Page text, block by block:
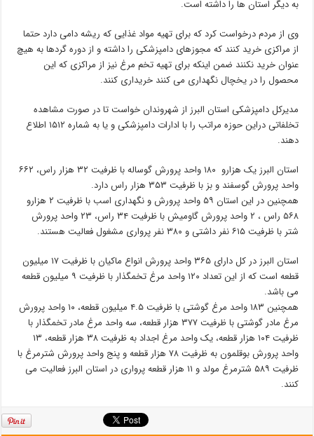
به دیگر استان ها را داشته است.
وی از مردم درخواست کرد که برای تهیه مواد غذایی که ریشه دامی دارد حتما
از مراکزی خرید کنند که مجوزهای دامپزشکی را داشته و از دوره گردها به هیچ
عنوان خرید نکنند ضمن اینکه برای تهیه تخم مرغ نیز از مراکزی که این
محصول را در یخچال نگهداری می کنند خریداری کنند.
مدیرکل دامپزشکی استان البرز از شهروندان خواست تا در صورت مشاهده
تخلفاتی دراین حوزه مراتب را با ادارات دامپزشکی و یا به شماره ۱۵۱۲ اطلاع
دهند.
استان البرز یک هزارو ۱۸۰ واحد پرورش گوساله با ظرفیت ۳۲ هزار راس، ۶۶۲
واحد پرورش گوسفند و بز با ظرفیت ۳۵۳ هزار راس دارد.
همچنین در این استان ۵۹ واحد پرورش و نگهداری اسب با ظرفیت ۲ هزارو
۵۶۸ راس ، ۲ واحد پرورش گاومیش با ظرفیت ۳۴ راس، ۲۳ واحد پرورش
شتر با ظرفیت ۶۱۵ نفر داشتی و ۳۸۰ نفر پرواری مشغول فعالیت هستند.
استان البرز در کل دارای ۳۶۵ واحد پرورش انواع ماکیان با ظرفیت ۱۷ میلیون
قطعه است که از این تعداد ۱۲۰ واحد مرغ تخمگذار با ظرفیت ۹ میلیون قطعه
می باشد.
همچنین ۱۸۳ واحد مرغ گوشتی با ظرفیت ۴.۵ میلیون قطعه، ۱۰ واحد پرورش
مرغ مادر گوشتی با ظرفیت ۳۷۷ هزار قطعه، سه واحد مرغ مادر تخمگذار با
ظرفیت ۱۰۴ هزار قطعه، یک واحد مرغ اجداد به ظرفیت ۳۸ هزار قطعه، ۱۳
واحد پرورش بوقلمون به ظرفیت ۷۸ هزار قطعه و پنج واحد پرورش شترمرغ با
ظرفیت ۵۸۹ شترمرغ مولد و ۱۱ هزار قطعه پرواری در استان البرز فعالیت می
کنند.